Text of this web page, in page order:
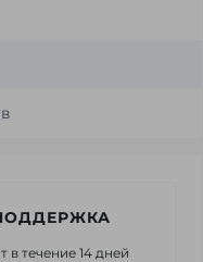
в течение 14 дней